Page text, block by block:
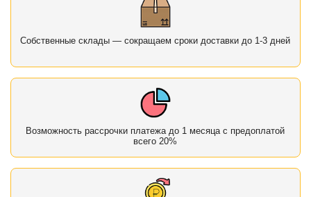
Собственные склады — сокращаем сроки доставки до 1-3 дней
Возможность рассрочки платежа до 1 месяца с предоплатой
всего 20%